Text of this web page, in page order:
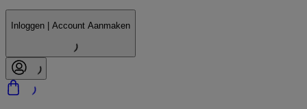
Inloggen | Account Aanmaken